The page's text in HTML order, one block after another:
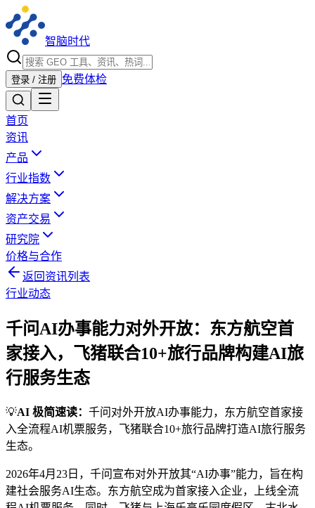
智脑时代
登录 / 注册 免费体检
首页
资讯
产品
行业指数
解决方案
资产交易
研究院
价格与合作
返回资讯列表
行业动态
千问AI办事能力对外开放：东方航空首
家接入，飞猪联合10+旅行品牌构建AI旅
行服务生态
💡AI 极简速读： 千问对外开放AI办事能力，东方航空首家接
入全流程AI机票服务，飞猪联合10+旅行品牌打造AI旅行服务
生态。
2026年4月23日，千问宣布对外开放其“AI办事”能力，旨在构
建社会服务AI生态。东方航空成为首家接入企业，上线全流